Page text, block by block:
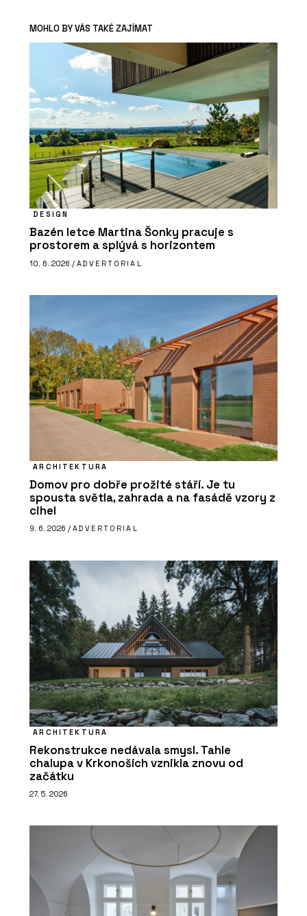
MOHLO BY VÁS TAKÉ ZAJÍMAT
DESIGN
Bazén letce Martina Šonky pracuje s
prostorem a splývá s horizontem
10. 6. 2026 / ADVERTORIAL
ARCHITEKTURA
Domov pro dobře prožité stáří. Je tu
spousta světla, zahrada a na fasádě vzory z
cihel
9. 6. 2026 / ADVERTORIAL
ARCHITEKTURA
Rekonstrukce nedávala smysl. Tahle
chalupa v Krkonoších vznikla znovu od
začátku
27. 5. 2026